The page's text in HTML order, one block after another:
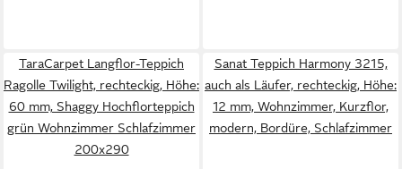
TaraCarpet Langflor-Teppich
Ragolle Twilight, rechteckig, Höhe:
60 mm, Shaggy Hochflorteppich
grün Wohnzimmer Schlafzimmer
200x290
Sanat Teppich Harmony 3215,
auch als Läufer, rechteckig, Höhe:
12 mm, Wohnzimmer, Kurzflor,
modern, Bordüre, Schlafzimmer